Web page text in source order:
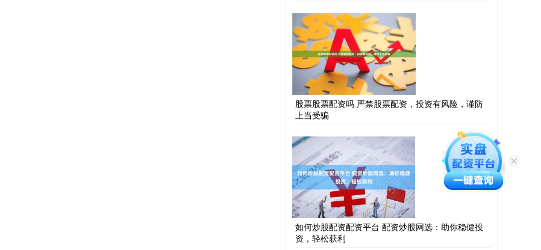
股票股票配资吗 严禁股票配资，投资有风险，谨防
上当受骗
如何炒股配资配资平台 配资炒股网选：助你稳健投
资，轻松获利